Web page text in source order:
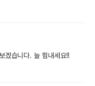
겠습니다. 늘 힘내세요!!